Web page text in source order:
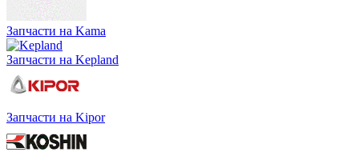
Запчасти на Kama
Запчасти на Kepland
Запчасти на Kipor